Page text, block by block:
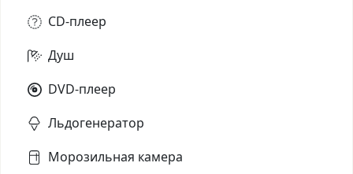
CD-плеер
Душ
DVD-плеер
Льдогенератор
Морозильная камера